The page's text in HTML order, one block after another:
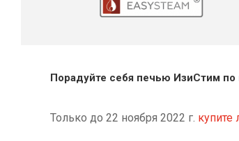
Порадуйте себя печью ИзиСтим по
Только до 22 ноября 2022 г.